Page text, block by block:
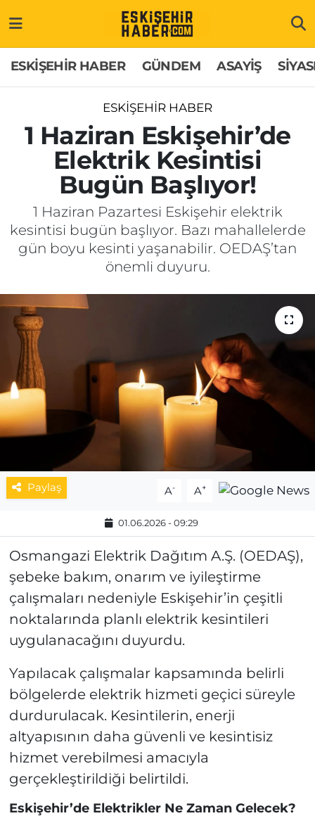
ESKİŞEHİR HABER GÜNDEM ASAYİŞ
ESKİŞEHİR HABER
1 Haziran Eskişehir’de
Elektrik Kesintisi
Bugün Başlıyor!
1 Haziran Pazartesi Eskişehir elektrik
kesintisi bugün başlıyor. Bazı mahallelerde
gün boyu kesinti yaşanabilir. OEDAŞ’tan
önemli duyuru.
Paylaş A- A+
01.06.2026 - 09:29
Osmangazi Elektrik Dağıtım A.Ş. (OEDAŞ),
şebeke bakım, onarım ve iyileştirme
çalışmaları nedeniyle Eskişehir’in çeşitli
noktalarında planlı elektrik kesintileri
uygulanacağını duyurdu.
Yapılacak çalışmalar kapsamında belirli
bölgelerde elektrik hizmeti geçici süreyle
durdurulacak. Kesintilerin, enerji
altyapısının daha güvenli ve kesintisiz
hizmet verebilmesi amacıyla
gerçekleştirildiği belirtildi.
Eskişehir’de Elektrikler Ne Zaman Gelecek?
GÜNDEM
ASAYİŞ
SİYASET
EKONOMİ
SAĞLIK
SPOR
MAGAZİN
ESKİŞEHİRSPOR
Hakkımızda
İletişim
Künye
Odunpazarı Trafik Yoğunluk Haritası
Süper Lig Puan Durumu ve Fikstür
Tüm Manşetler
Son Dakika Haberleri
Haber Arşivi